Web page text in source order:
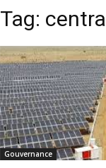
Tag:
Gouvernance